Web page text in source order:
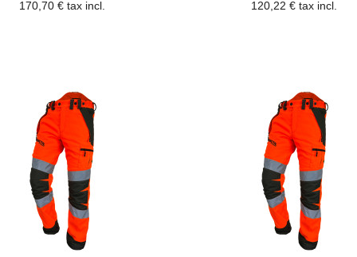
170,70 € tax incl. 120,22 € tax incl.